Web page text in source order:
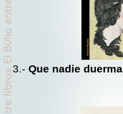
3.- Que nadie duerma